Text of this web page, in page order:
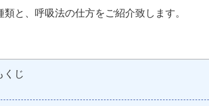
と、呼吸法の仕方をご紹介致します。
くじ